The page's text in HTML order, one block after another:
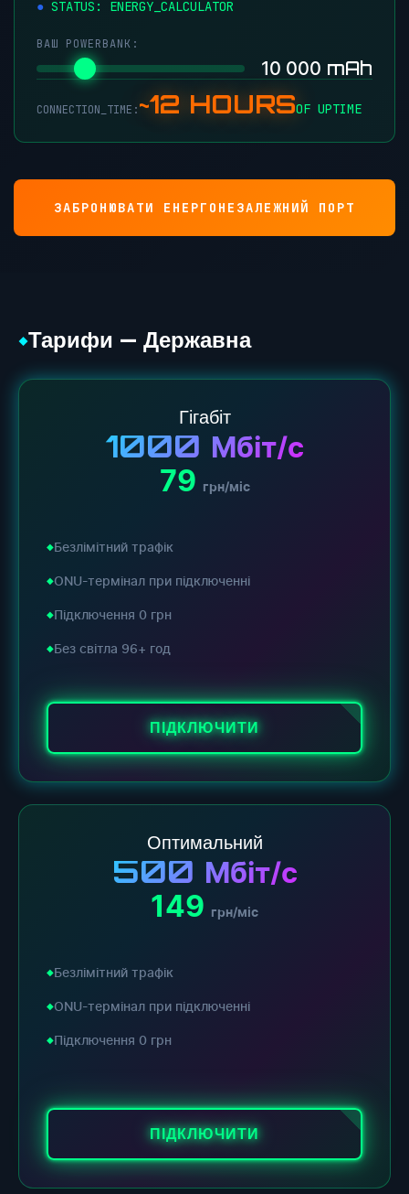
STATUS: ENERGY_CALCULATOR
ВАШ POWERBANK:
10 000 mAh
CONNECTION_TIME:~12 HOURSOF UPTIME
ЗАБРОНЮВАТИ ЕНЕРГОНЕЗАЛЕЖНИЙ ПОРТ
◆Тарифи — Державна
Гігабіт
1000 Мбіт/с
79 грн/міс
Безлімітний трафік
ONU-термінал при підключенні
Підключення 0 грн
Без світла 96+ год
ПІДКЛЮЧИТИ
Оптимальний
500 Мбіт/с
149 грн/міс
Безлімітний трафік
ONU-термінал при підключенні
Підключення 0 грн
ПІДКЛЮЧИТИ